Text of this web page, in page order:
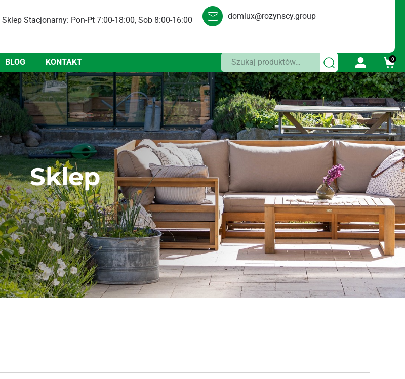
Sklep Stacjonarny: Pon-Pt 7:00-18:00, Sob 8:00-16:00 domlux@rozynscy.group
BLOG KONTAKT Szukaj: 0
Sklep